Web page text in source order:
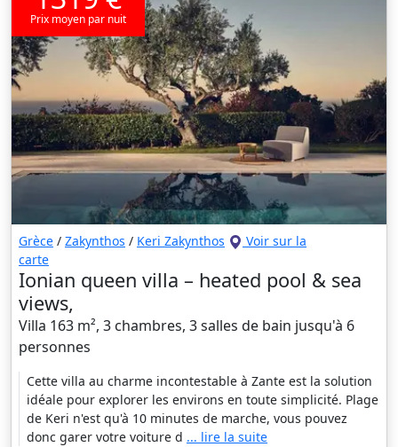
Prix moyen par nuit
Grèce / Zakynthos / Keri Zakynthos
Voir sur la
carte
Ionian queen villa – heated pool & sea
views,
Villa 163 m², 3 chambres, 3 salles de bain jusqu'à 6
personnes
Cette villa au charme incontestable à Zante est la solution
idéale pour explorer les environs en toute simplicité. Plage
de Keri n'est qu'à 10 minutes de marche, vous pouvez
donc garer votre voiture d ... lire la suite